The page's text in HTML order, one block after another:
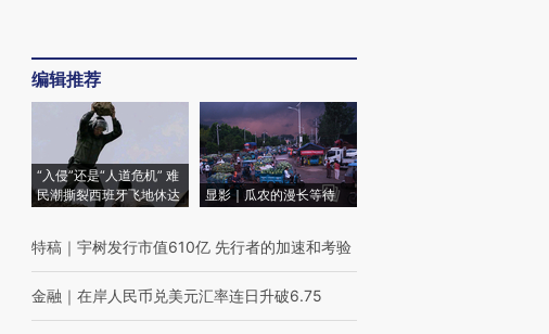
编辑推荐
“入侵”还是“人道危机” 难
民潮撕裂西班牙飞地休达
显影｜瓜农的漫长等待
特稿 ｜ 宇树发行市值610亿 先行者的加速和考验
金融 ｜ 在岸人民币兑美元汇率连日升破6.75